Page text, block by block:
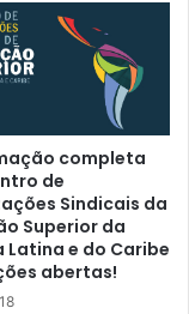
completa
de
Sindicais da
Superior da
Latina e do Caribe
abertas!